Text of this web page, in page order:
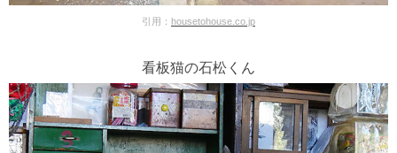
引用： housetohouse.co.jp
看板猫の石松くん